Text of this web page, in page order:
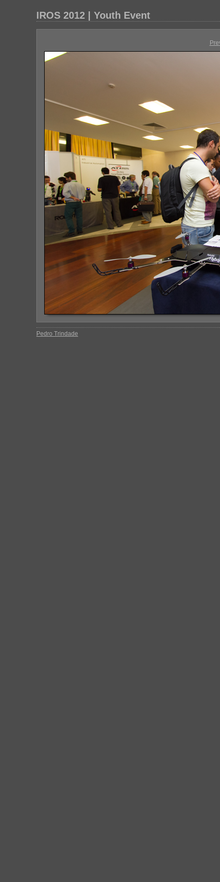
IROS 2012 | Youth Event
Pedro Trindade